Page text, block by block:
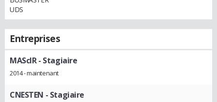
UDS
Entreprises
MAScIR- Stagiaire
2014 - maintenant
CNESTEN - Stagiaire